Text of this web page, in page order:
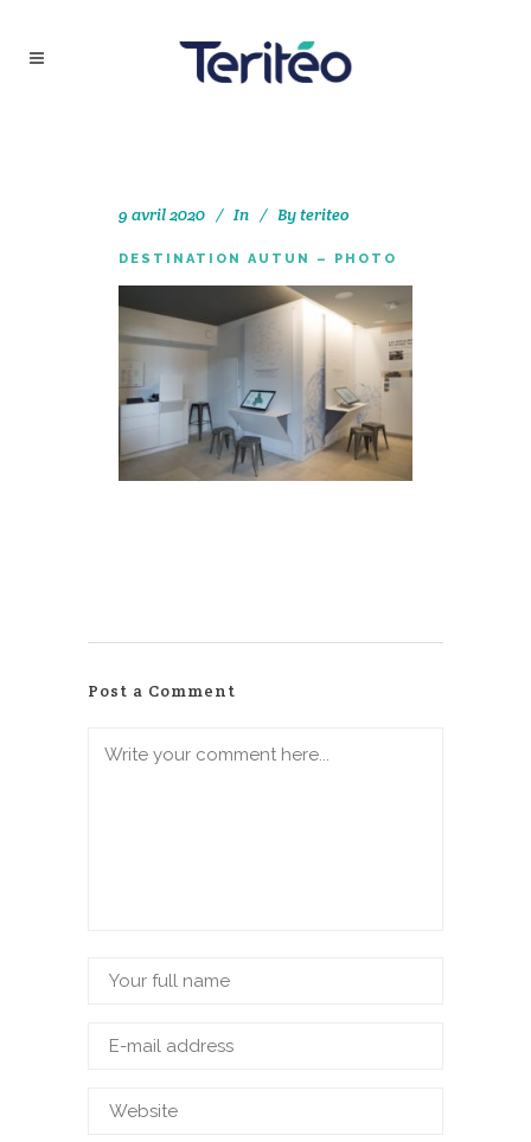
9 avril 2020 In Byteriteo
DESTINATION AUTUN – PHOTO
Post a Comment